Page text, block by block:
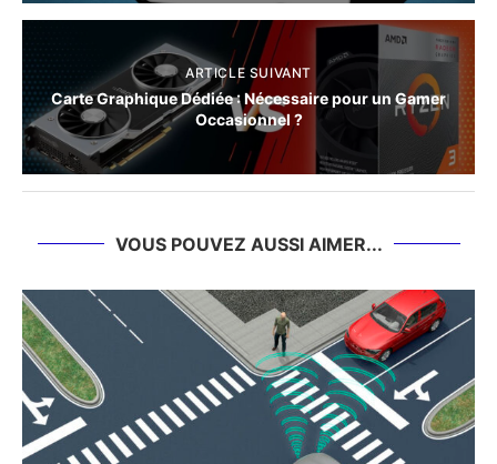
ARTICLE SUIVANT
Carte Graphique Dédiée : Nécessaire pour un Gamer
Occasionnel ?
VOUS POUVEZ AUSSI AIMER...